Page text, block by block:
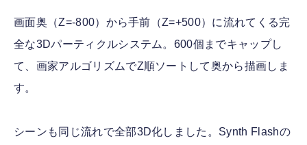
画面奥（Z=-800）から手前（Z=+500）に流れてくる完
全な3Dパーティクルシステム。600個までキャップし
て、画家アルゴリズムでZ順ソートして奥から描画しま
す。
シーンも同じ流れで全部3D化しました。Synth Flashの